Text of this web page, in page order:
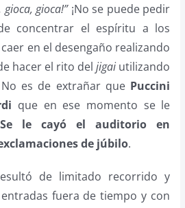
gioca!”¡No se puede pedir
concentrar el espíritu a los
en el desengaño realizando
hacer el rito deljigai utilizando
es de extrañar que Puccini
que en ese momento se le
Se le cayó el auditorio en
de júbilo.
de limitado recorrido y
fuera de tiempo y con